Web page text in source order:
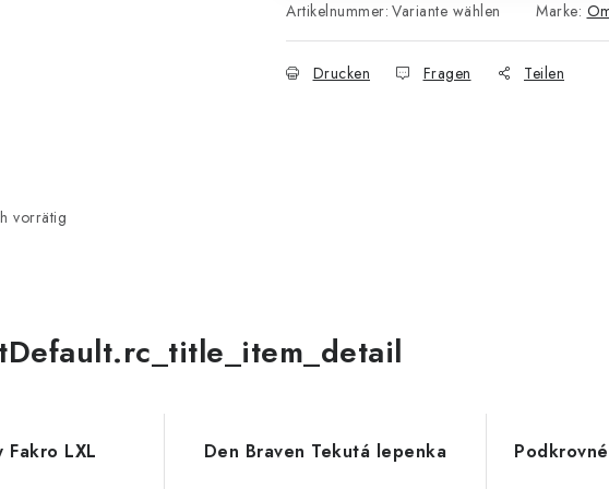
Artikelnummer: Variante wählen Marke:
Drucken Fragen Teilen
vorrätig
Fakro LXL Den Braven Tekutá lepenka